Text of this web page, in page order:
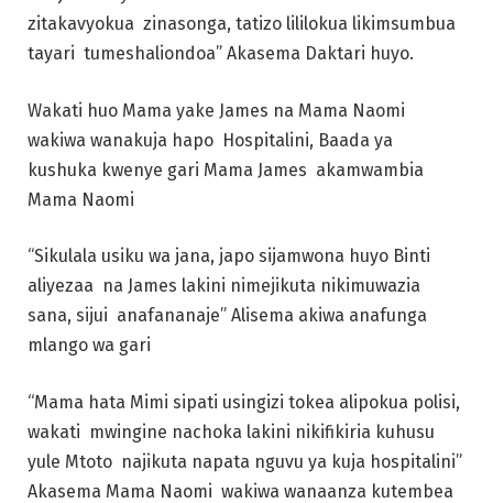
zitakavyokua zinasonga, tatizo lililokua likimsumbua
tayari tumeshaliondoa” Akasema Daktari huyo.
Wakati huo Mama yake James na Mama Naomi
wakiwa wanakuja hapo Hospitalini, Baada ya
kushuka kwenye gari Mama James akamwambia
Mama Naomi
“Sikulala usiku wa jana, japo sijamwona huyo Binti
aliyezaa na James lakini nimejikuta nikimuwazia
sana, sijui anafananaje” Alisema akiwa anafunga
mlango wa gari
“Mama hata Mimi sipati usingizi tokea alipokua polisi,
wakati mwingine nachoka lakini nikifikiria kuhusu
yule Mtoto najikuta napata nguvu ya kuja hospitalini”
Akasema Mama Naomi wakiwa wanaanza kutembea